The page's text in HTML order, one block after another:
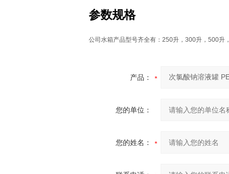
参数规格
公司水箱产品型号齐全有： 250升， 300升， 500升，
产品：
您的单位：
您的姓名：